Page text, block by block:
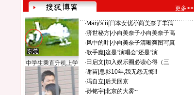
更多>>
中学生乘直升机上学
· Mary's n 日本女优小向美奈子丰满
·济世秘方| 小向美奈子小向美奈子高
·风中的叶| 小向美奈子清晰爽图写真
·歌手魔| 这是“演唱会”还是“演
· 田启文 加入娱乐圈必读心得（三
·谢苗| 息影10年,我无怨无悔!!
·冯自立 后天回京
·孙铭宇| 北京的大雾~